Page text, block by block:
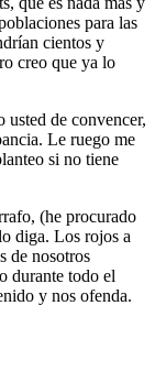
para las
cientos y
creo que ya lo
usted de convencer,
Le ruego me
si no tiene
(he procurado
diga. Los rojos a
de nosotros
durante todo el
y nos ofenda.